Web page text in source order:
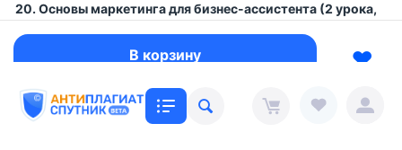
В корзину
20. Основы маркетинга для бизнес-ассистента (2 урока,
2 мастер-класса):
• Цели и задачи интернет-маркетинга;
• Как связаны продажи и маркетинг.
21. Трудоустройство (3 урока, 2 тренажёра):
• Как описать свой опыт по модели STAR;
• Как подготовиться к собеседованию;